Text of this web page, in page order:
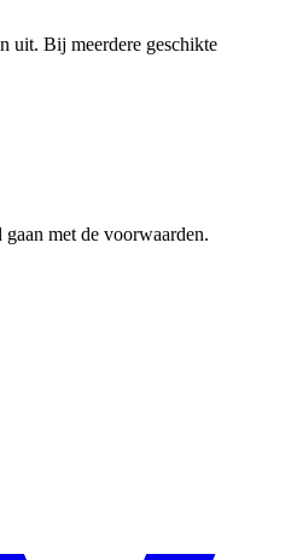
uit. Bij meerdere geschikte
met de voorwaarden.